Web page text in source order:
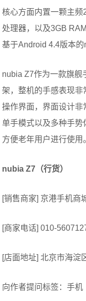
核心方面内置一颗主
处理器，以及3GB
基于Android 4.4版本的
nubia Z7作为一款旗舰
架，整机的手感表现
操作界面，界面设计
单手模式以及多种手
方便老年用户进行使用
nubiaZ7 （行货）
[销售商家] 京港手机商
[商家电话] 010-
[店面地址] 北京市海淀
向作者提问标签：手机